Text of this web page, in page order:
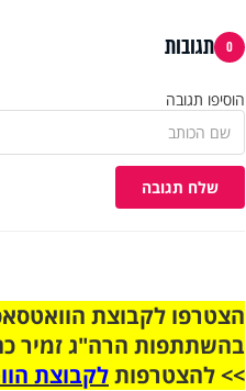
0 תגובות
הוסיפו תגובה
שלח תגובה
בהשתתפות הרה"ג זמיר
>> להצטרפותלקבוצת